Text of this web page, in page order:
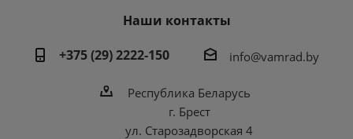
Наши контакты
+375 (29) 2222-150
info@vamrad.by
Республика Беларусь
г. Брест
ул. Старозадворская 4